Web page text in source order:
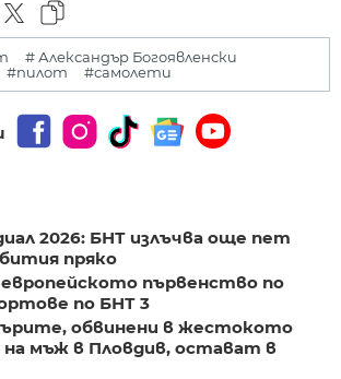
# Александър Богоявленски
#пилот #самолети
2026: БНТ излъчва още пет
пряко
първенство по
по БНТ 3
обвинени в жестокото
мъж в Пловдив, остават в